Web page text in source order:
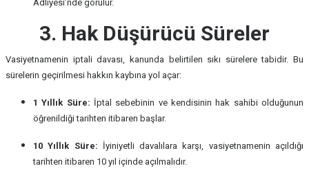
Adliyesi’nde görülür.
3. Hak Düşürücü Süreler
Vasiyetnamenin iptali davası, kanunda belirtilen sıkı sürelere tabidir. Bu
sürelerin geçirilmesi hakkın kaybına yol açar:
1 Yıllık Süre: İptal sebebinin ve kendisinin hak sahibi olduğunun
öğrenildiği tarihten itibaren başlar.
10 Yıllık Süre: İyiniyetli davalılara karşı, vasiyetnamenin açıldığı
tarihten itibaren 10 yıl içinde açılmalıdır.